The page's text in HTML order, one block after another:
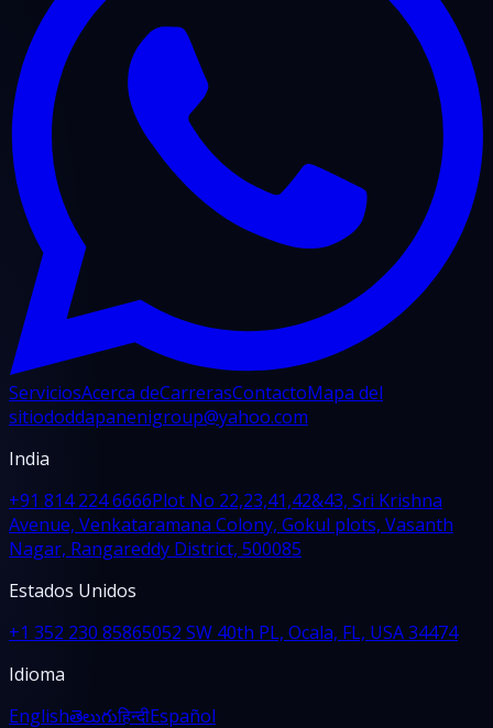
ServiciosAcerca deCarrerasContactoMapa del
sitiododdapanenigroup@yahoo.com
India
+91 814 224 6666Plot No 22,23,41,42&43, Sri Krishna
Avenue, Venkataramana Colony, Gokul plots, Vasanth
Nagar, Rangareddy District, 500085
Estados Unidos
+1 352 230 85865052 SW 40th PL, Ocala, FL, USA 34474
Idioma
Englishతెలుగుहिन्दीEspañol